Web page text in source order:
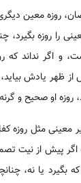
رمضان، روزه معين
را روزه بگيرد،
و اگر نداند كه
ظهر يادش بيايد،
روزه او صحيح و
غير معينى مثل روزه
اگر پيش از نيت
بگيرد يا نه،